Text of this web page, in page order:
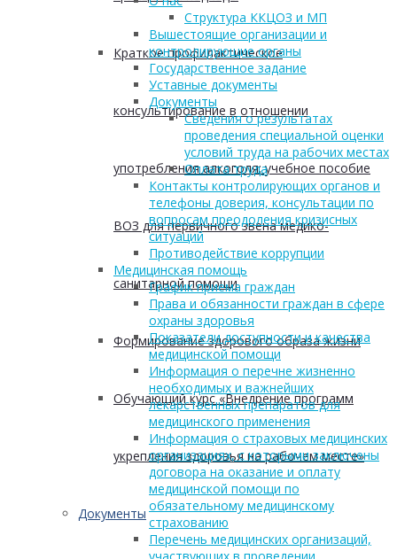
Краткое профилактическое
консультирование в отношении
употребления алкоголя: учебное пособие
ВОЗ для первичного звена медико-
санитарной помощи
Формирование здорового образа жизни
Обучающий курс «Внедрение программ
укрепления здоровья на рабочем месте»
Документы
Структура ККЦОЗ и МП
Вышестоящие организации и
контролирующие органы
Государственное задание
Уставные документы
Документы
Сведения о результатах
проведения специальной оценки
условий труда на рабочих местах
Оплата труда
Контакты контролирующих органов и
телефоны доверия, консультации по
вопросам преодоления кризисных
ситуаций
Противодействие коррупции
Медицинская помощь
График приема граждан
Права и обязанности граждан в сфере
охраны здоровья
Показатели доступности и качества
медицинской помощи
Информация о перечне жизненно
необходимых и важнейших
лекарственных препаратов для
медицинского применения
Информация о страховых медицинских
организациях, с которыми заключены
договора на оказание и оплату
медицинской помощи по
обязательному медицинскому
страхованию
Перечень медицинских организаций,